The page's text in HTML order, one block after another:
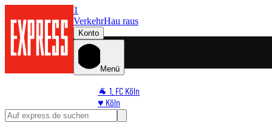
1
VerkehrHau raus
Konto
Menü
🐐 1. FC Köln
♥️ Köln
⭐ Promi